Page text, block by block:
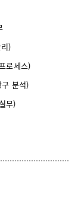
)
로세스)
분석)
무)